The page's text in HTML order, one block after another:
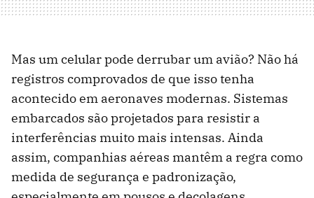
Mas um celular pode derrubar um avião? Não há
registros comprovados de que isso tenha
acontecido em aeronaves modernas. Sistemas
embarcados são projetados para resistir a
interferências muito mais intensas. Ainda
assim, companhias aéreas mantêm a regra como
medida de segurança e padronização,